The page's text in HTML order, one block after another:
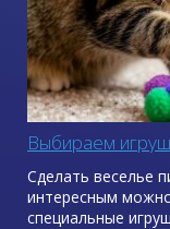
Выбираем
Сделать веселье
интересным
специальные